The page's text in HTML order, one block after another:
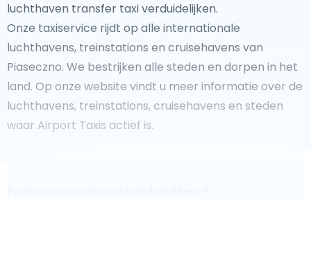
luchthaven transfer taxi verduidelijken.
Onze taxiservice rijdt op alle internationale
luchthavens, treinstations en cruisehavens van
Piaseczno. We bestrijken alle steden en dorpen in het
land. Op onze website vindt u meer informatie over de
luchthavens, treinstations, cruisehavens en steden
waar Airport Taxis actief is.